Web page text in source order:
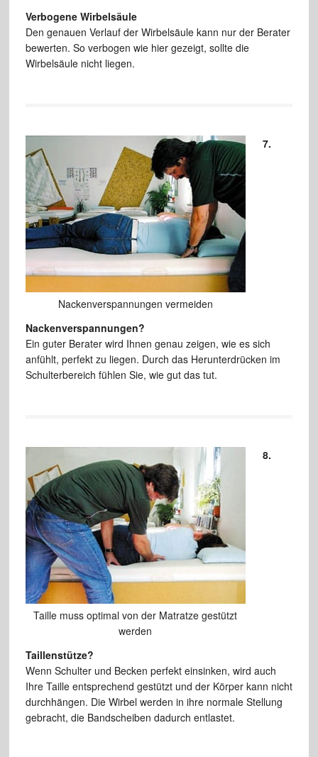
Verbogene Wirbelsäule
Den genauen Verlauf der Wirbelsäule kann nur der Berater
bewerten. So verbogen wie hier gezeigt, sollte die
Wirbelsäule nicht liegen.
Nackenverspannungen vermeiden
7.
Nackenverspannungen?
Ein guter Berater wird Ihnen genau zeigen, wie es sich
anfühlt, perfekt zu liegen. Durch das Herunterdrücken im
Schulterbereich fühlen Sie, wie gut das tut.
Taille muss optimal von der Matratze gestützt
werden
8.
Taillenstütze?
Wenn Schulter und Becken perfekt einsinken, wird auch
Ihre Taille entsprechend gestützt und der Körper kann nicht
durchhängen. Die Wirbel werden in ihre normale Stellung
gebracht, die Bandscheiben dadurch entlastet.